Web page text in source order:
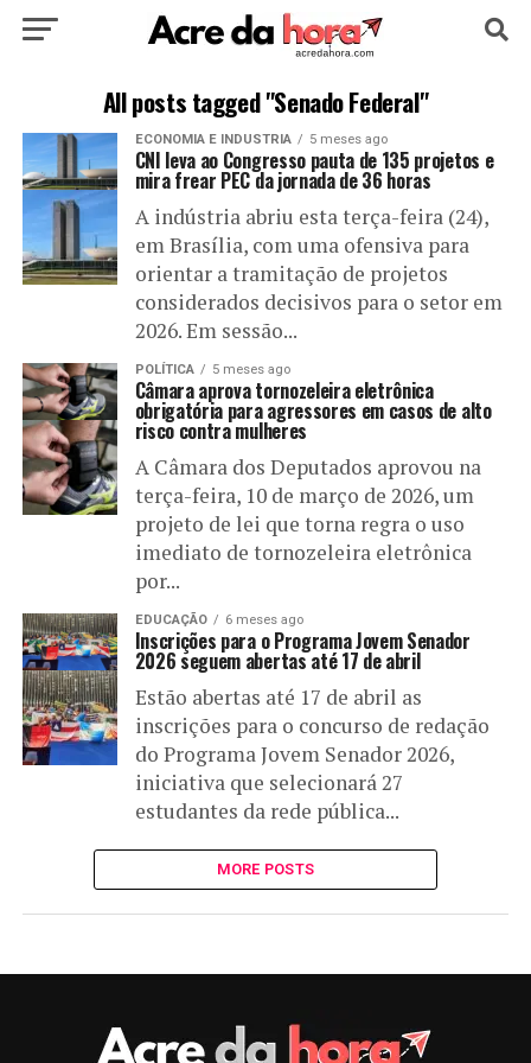
HOME POLÍTICA CULTURA ESPORTE
EDUCAÇÃO NOTÍCIA MUNDO
All posts tagged "Senado Federal"
ECONOMIA E INDUSTRIA 5 meses ago
CNI leva ao Congresso pauta de 135 projetos e
mira frear PEC da jornada de 36 horas
A indústria abriu esta terça-feira (24),
em Brasília, com uma ofensiva para
orientar a tramitação de projetos
considerados decisivos para o setor em
2026. Em sessão...
POLÍTICA 5 meses ago
Câmara aprova tornozeleira eletrônica
obrigatória para agressores em casos de alto
risco contra mulheres
A Câmara dos Deputados aprovou na
terça-feira, 10 de março de 2026, um
projeto de lei que torna regra o uso
imediato de tornozeleira eletrônica
por...
EDUCAÇÃO 6 meses ago
Inscrições para o Programa Jovem Senador
2026 seguem abertas até 17 de abril
Estão abertas até 17 de abril as
inscrições para o concurso de redação
do Programa Jovem Senador 2026,
iniciativa que selecionará 27
estudantes da rede pública...
MORE POSTS